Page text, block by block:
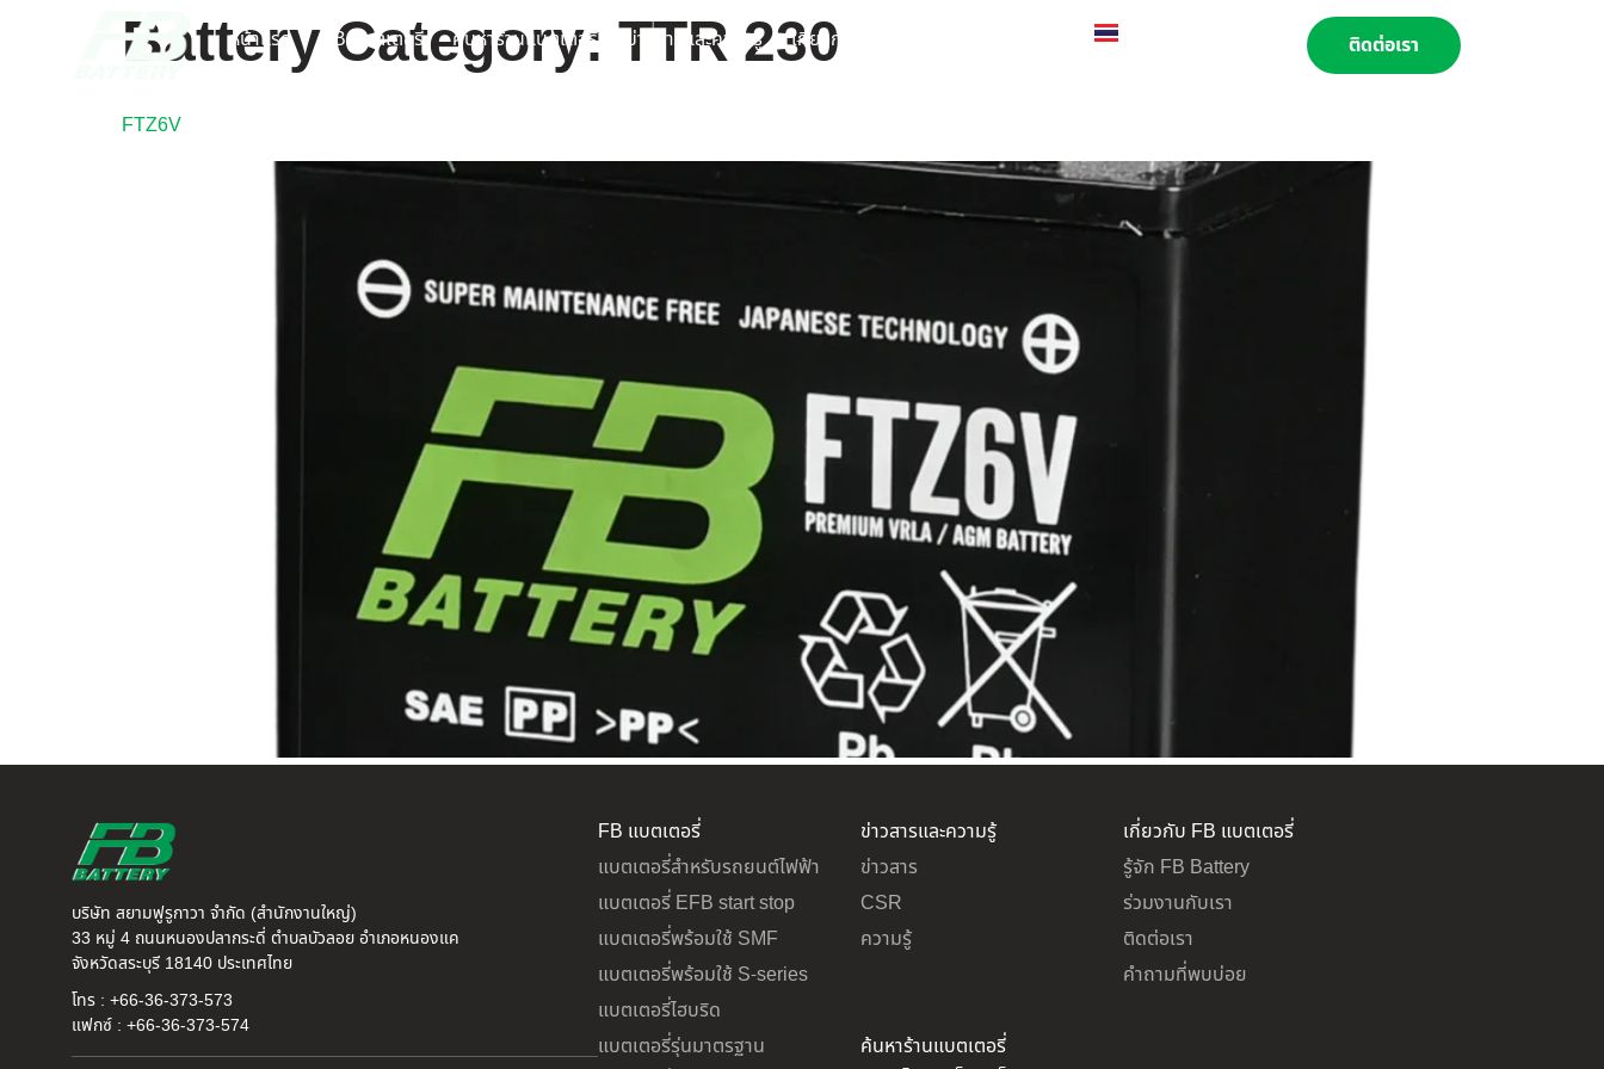
หน้าแรก FB แบตเตอรี่ ค้นหาร้านแบตเตอรี่ ข่าวสารและความรู้ เกี่ยวกับเรา ติดต่อเรา
Battery Category: TTR 230
FTZ6V
บริษัท สยามฟูรูกาวา จำกัด (สำนักงานใหญ่)
33 หมู่ 4 ถนนหนองปลากระดี่ ตำบลบัวลอย อำเภอหนองแค
จังหวัดสระบุรี 18140 ประเทศไทย
โทร : +66-36-373-573
แฟกซ์ : +66-36-373-574
FB แบตเตอรี่
แบตเตอรี่สำหรับรถยนต์ไฟฟ้า
แบตเตอรี่ EFB start stop
แบตเตอรี่พร้อมใช้ SMF
แบตเตอรี่พร้อมใช้ S-series
แบตเตอรี่ไฮบริด
แบตเตอรี่รุ่นมาตรฐาน
ข่าวสารและความรู้
ข่าวสาร
CSR
ความรู้
ค้นหาร้านแบตเตอรี่
เกี่ยวกับ FB แบตเตอรี่
รู้จัก FB Battery
ร่วมงานกับเรา
ติดต่อเรา
คำถามที่พบบ่อย